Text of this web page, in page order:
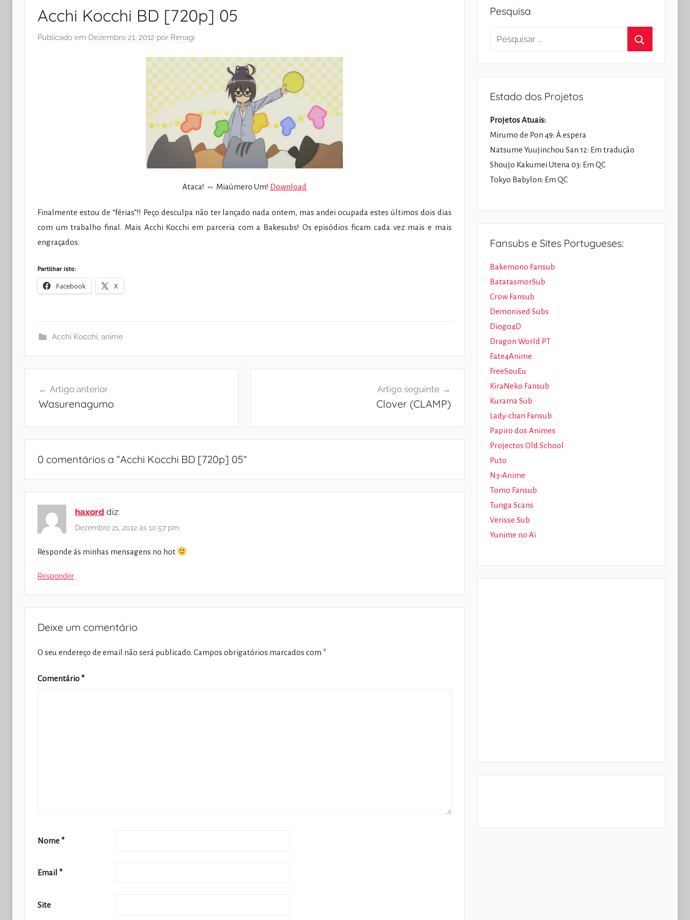
Acchi Kocchi BD [720p] 05
Publicado em Dezembro 21, 2012 por Rimagi
Ataca! ⇔ Miaúmero Um! Download
Finalmente estou de “férias”!! Peço desculpa não ter lançado nada ontem, mas andei ocupada estes últimos dois dias
com um trabalho final. Mais Acchi Kocchi em parceria com a Bakesubs! Os episódios ficam cada vez mais e mais
engraçados.
Partilhar isto:
Facebook X
Acchi Kocchi anime
Artigo anterior
Wasurenagumo
Artigo seguinte
Clover (CLAMP)
0 comentários a “Acchi Kocchi BD [720p] 05”
haxord diz:
Dezembro 21, 2012 às 10:57 pm
Responde ás minhas mensagens no hot
Responder
Deixe um comentário
O seu endereço de email não será publicado. Campos obrigatórios marcados com *
Comentário *
Nome *
Email *
Site
Pesquisa
Pesquisar
Estado dos Projetos
Projetos Atuais:
Mirumo de Pon 49: À espera
Natsume Yuujinchou San 12: Em tradução
Shoujo Kakumei Utena 03: Em QC
Tokyo Babylon: Em QC
Fansubs e Sites Portugueses:
Bakemono Fansub
BatatasmorSub
Crow Fansub
Demonised Subs
Diogo4D
Dragon World PT
Fate4Anime
FreeSouEu
KiraNeko Fansub
Kurama Sub
Lady-chan Fansub
Papiro dos Animes
Projectos Old School
Puto
N3-Anime
Tomo Fansub
Tunga Scans
Verisse Sub
Yunime no Ai